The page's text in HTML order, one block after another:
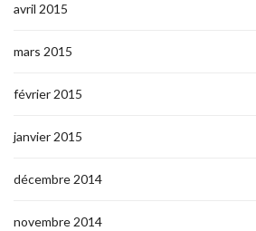
avril 2015
mars 2015
février 2015
janvier 2015
décembre 2014
novembre 2014